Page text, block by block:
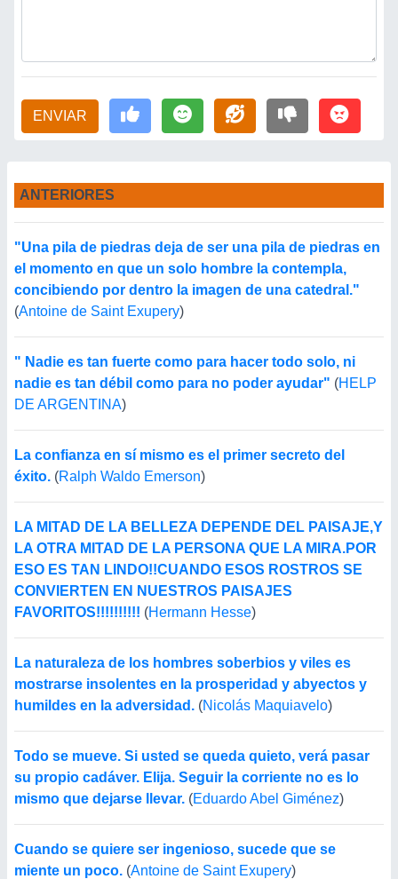
ENVIAR
ANTERIORES
"Una pila de piedras deja de ser una pila de piedras en
el momento en que un solo hombre la contempla,
concibiendo por dentro la imagen de una catedral."
(Antoine de Saint Exupery)
" Nadie es tan fuerte como para hacer todo solo, ni
nadie es tan débil como para no poder ayudar" (HELP
DE ARGENTINA)
La confianza en sí mismo es el primer secreto del
éxito. (Ralph Waldo Emerson)
LA MITAD DE LA BELLEZA DEPENDE DEL PAISAJE,Y
LA OTRA MITAD DE LA PERSONA QUE LA MIRA.POR
ESO ES TAN LINDO!!CUANDO ESOS ROSTROS SE
CONVIERTEN EN NUESTROS PAISAJES
FAVORITOS!!!!!!!!!! (Hermann Hesse)
La naturaleza de los hombres soberbios y viles es
mostrarse insolentes en la prosperidad y abyectos y
humildes en la adversidad. (Nicolás Maquiavelo)
Todo se mueve. Si usted se queda quieto, verá pasar
su propio cadáver. Elija. Seguir la corriente no es lo
mismo que dejarse llevar. (Eduardo Abel Giménez)
Cuando se quiere ser ingenioso, sucede que se
miente un poco. (Antoine de Saint Exupery)